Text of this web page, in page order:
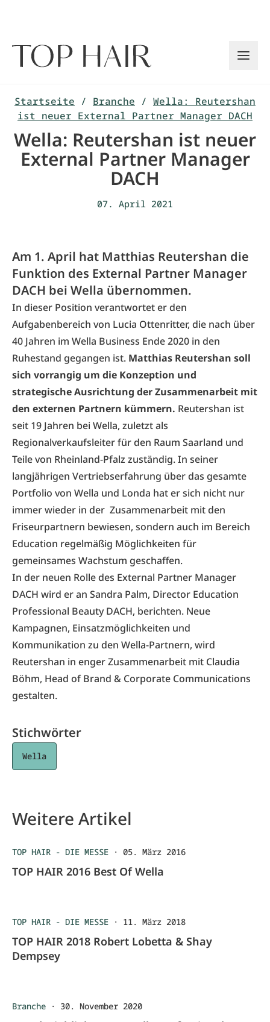
Startseite / Branche / Wella: Reutershan
ist neuer External Partner Manager DACH
Wella: Reutershan ist neuer
External Partner Manager
DACH
07. April 2021
Am 1. April hat Matthias Reutershan die
Funktion des External Partner Manager
DACH bei Wella übernommen.
In dieser Position verantwortet er den
Aufgabenbereich von Lucia Ottenritter, die nach über
40 Jahren im Wella Business Ende 2020 in den
Ruhestand gegangen ist. Matthias Reutershan soll
sich vorrangig um die Konzeption und
strategische Ausrichtung der Zusammenarbeit mit
den externen Partnern kümmern. Reutershan ist
seit 19 Jahren bei Wella, zuletzt als
Regionalverkaufsleiter für den Raum Saarland und
Teile von Rheinland-Pfalz zuständig. In seiner
langjährigen Vertriebserfahrung über das gesamte
Portfolio von Wella und Londa hat er sich nicht nur
immer wieder in der Zusammenarbeit mit den
Friseurpartnern bewiesen, sondern auch im Bereich
Education regelmäßig Möglichkeiten für
gemeinsames Wachstum geschaffen.
In der neuen Rolle des External Partner Manager
DACH wird er an Sandra Palm, Director Education
Professional Beauty DACH, berichten. Neue
Kampagnen, Einsatzmöglichkeiten und
Kommunikation zu den Wella-Partnern, wird
Reutershan in enger Zusammenarbeit mit Claudia
Böhm, Head of Brand & Corporate Communications
gestalten.
Stichwörter
Wella
Weitere Artikel
TOP HAIR - DIE MESSE · 05. März 2016
TOP HAIR 2016 Best Of Wella
TOP HAIR - DIE MESSE · 11. März 2018
TOP HAIR 2018 Robert Lobetta & Shay
Dempsey
Branche · 30. November 2020